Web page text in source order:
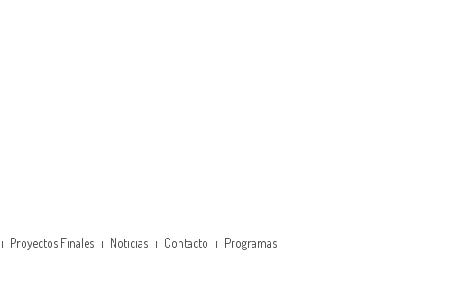
Proyectos Finales Noticias Contacto Programas